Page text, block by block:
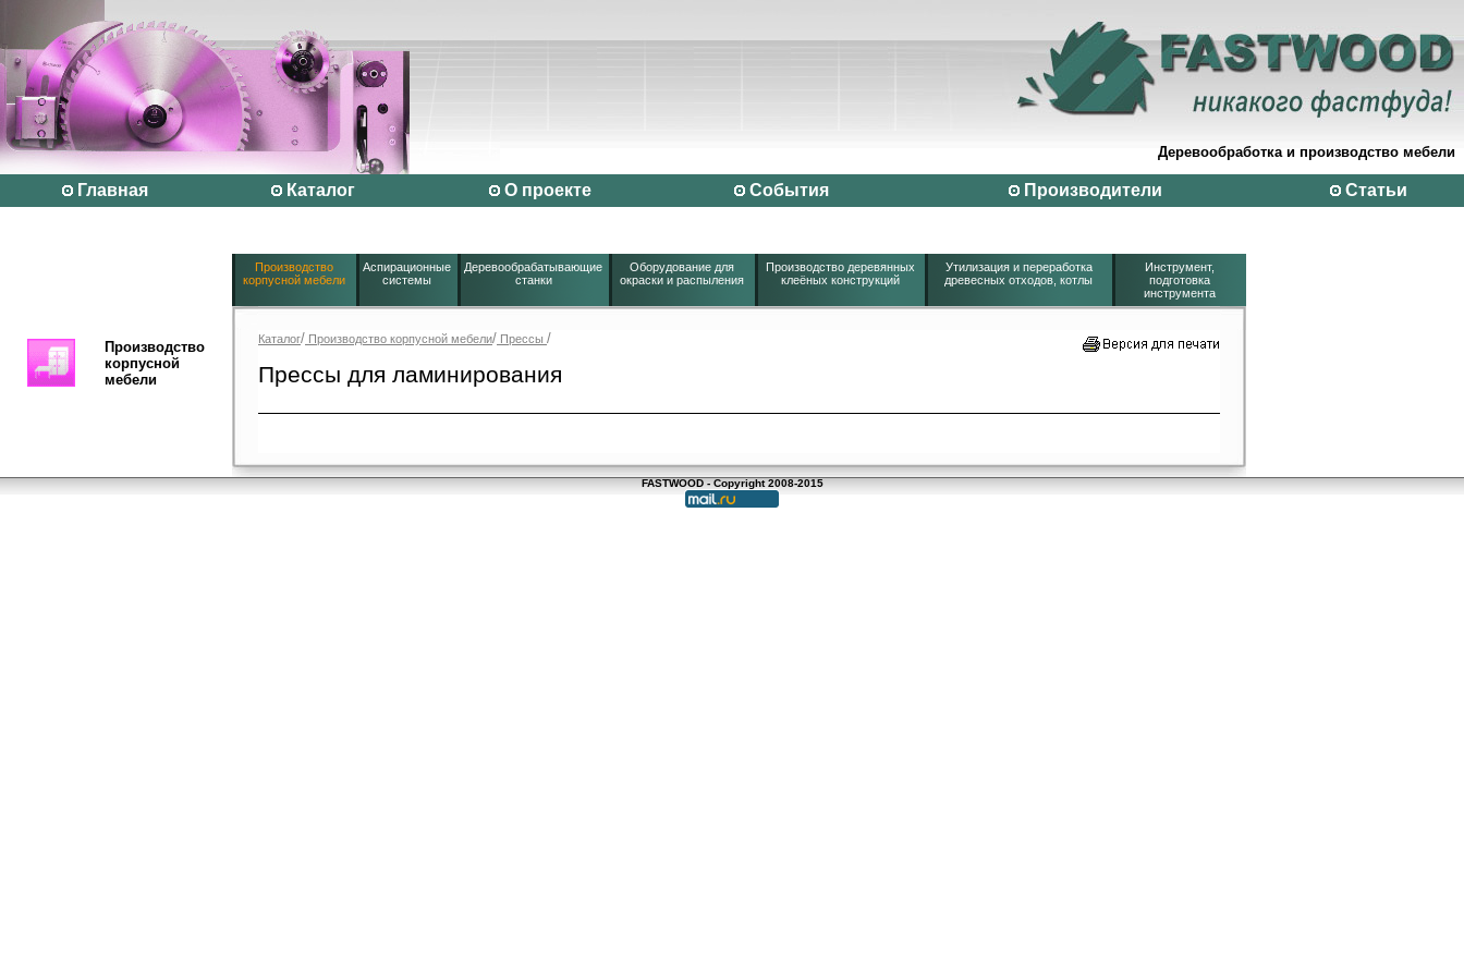
Деревообработка и производство мебели
Главная Каталог О проекте События Производители Статьи
Производство
корпусной мебели
Аспирационные
системы
Деревообрабатывающие
станки
Оборудование для
окраски и распыления
Производство деревянных
клеёных конструкций
Утилизация и переработка
древесных отходов, котлы
Инструмент,
подготовка
инструмента
Производство
корпусной
мебели
Каталог/ Производство корпусной мебели/ Прессы /
Прессы для ламинирования
FASTWOOD - Copyright 2008-2015